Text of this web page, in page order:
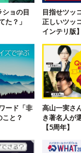
ョの目
た？」
目指せツッ
正しいツッ
インテリ版】
ード「非
と？
高山一実さ
き著名人が
【5周年】